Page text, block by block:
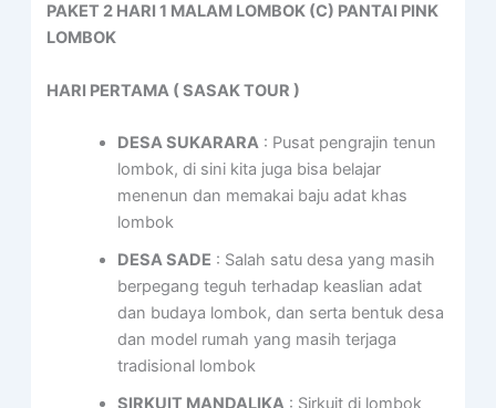
PAKET 2 HARI 1 MALAM LOMBOK (C) PANTAI PINK
LOMBOK
HARI PERTAMA ( SASAK TOUR )
DESA SUKARARA : Pusat pengrajin tenun
lombok, di sini kita juga bisa belajar
menenun dan memakai baju adat khas
lombok
DESA SADE : Salah satu desa yang masih
berpegang teguh terhadap keaslian adat
dan budaya lombok, dan serta bentuk desa
dan model rumah yang masih terjaga
tradisional lombok
SIRKUIT MANDALIKA : Sirkuit di lombok